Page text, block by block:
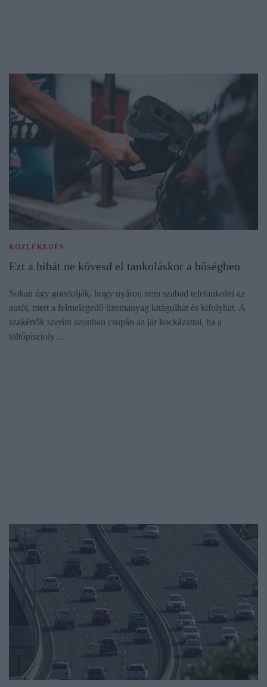
KÖZLEKEDÉS
Ezt a hibát ne kövesd el tankoláskor a hőségben
Sokan úgy gondolják, hogy nyáron nem szabad teletankolni az
autót, mert a felmelegedő üzemanyag kitágulhat és kifolyhat. A
szakértők szerint azonban csupán az jár kockázattal, ha a
töltőpisztoly…